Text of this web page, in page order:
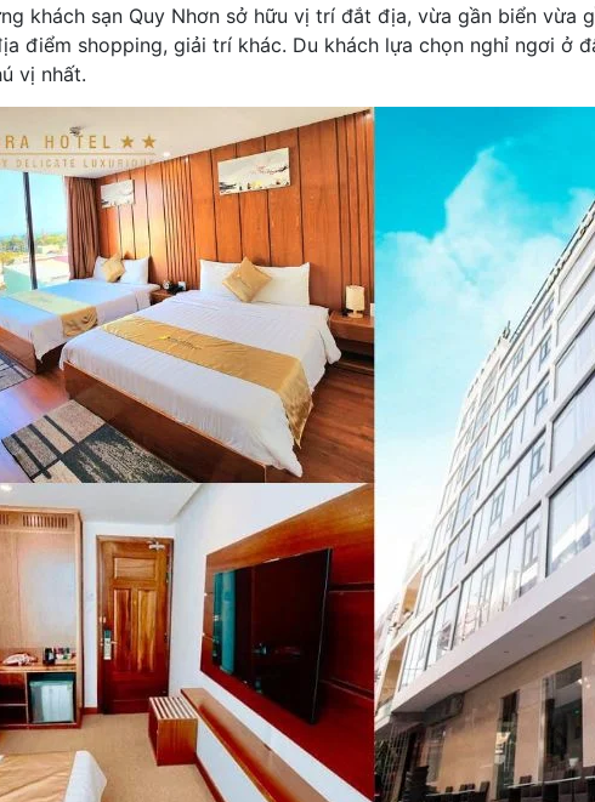
khách sạn Quy Nhơn sở hữu vị trí đắt địa, vừa gần biển vừa
điểm shopping, giải trí khác. Du khách lựa chọn nghỉ ngơi ở
vị nhất.